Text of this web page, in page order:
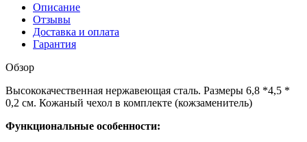
Описание
Отзывы
Доставка и оплата
Гарантия
Обзор
Высококачественная нержавеющая сталь. Размеры 6,8 *4,5 *
0,2 см. Кожаный чехол в комплекте (кожзаменитель)
Функциональные особенности: